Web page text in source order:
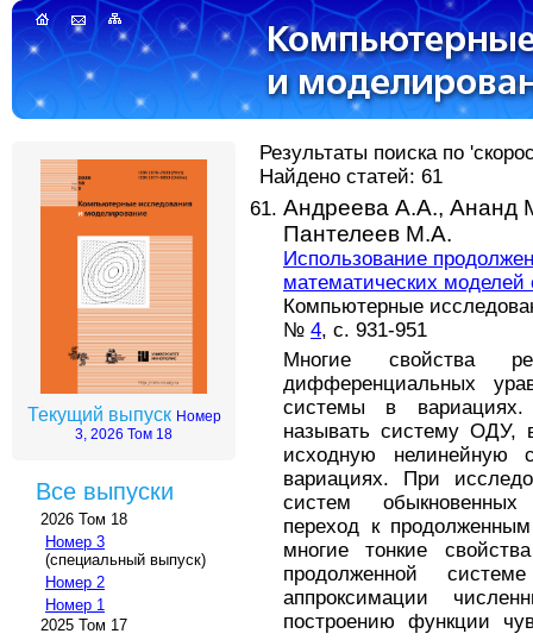
Текущий выпуск Номер
3, 2026 Том 18
Все выпуски
2026 Том 18
Номер 3
(специальный выпуск)
Номер 2
Номер 1
2025 Том 17
Результаты поиска по
Найдено статей: 61
Андреева А.А., Ананд
Пантелеев М.А.
Использование
математических моделей
Компьютерные
№ 4, с. 931-951
Многие свойства
дифференциальных
системы в
называть систему ОДУ,
исходную нелинейную
вариациях. При
систем
переход к
многие тонкие
продолженной
аппроксимации
построению функции